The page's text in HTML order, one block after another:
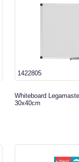
1422805
Whiteboard
30x40cm